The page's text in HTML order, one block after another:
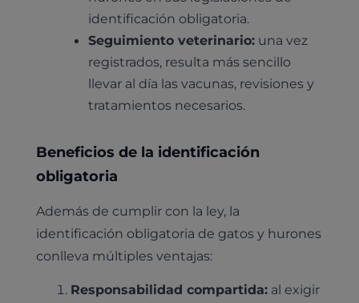
identificación obligatoria.
Seguimiento veterinario: una vez
registrados, resulta más sencillo
llevar al día las vacunas, revisiones y
tratamientos necesarios.
Beneficios de la identificación
obligatoria
Además de cumplir con la ley, la
identificación obligatoria de gatos y hurones
conlleva múltiples ventajas:
Responsabilidad compartida: al exigir